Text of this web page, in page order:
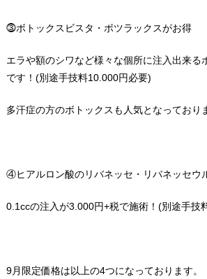
⓷ボトックスビスタ・ボツラックスがお得
エラや額のシワなど様々な個所に注入出来る
です！(別途手技料10.000円必要)
多汗症の方のボトックスも人気となっており
④ヒアルロン酸のリバネッセ・リバネッセウ
0.1ccの注入が3.000円+税で施術！(別途手技
9月限定価格は以上の4つになっております。